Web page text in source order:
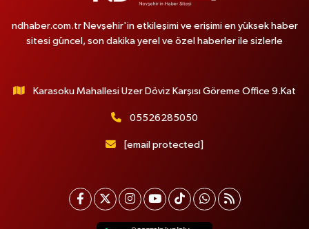
ndhaber.com.tr Nevşehir'in etkileşimi ve erişimi en yüksek haber
sitesi güncel, son dakika yerel ve özel haberler ile sizlerle
Karasoku Mahallesi Uzer Döviz Karşısı Göreme Office 9.Kat
05526285050
[email protected]